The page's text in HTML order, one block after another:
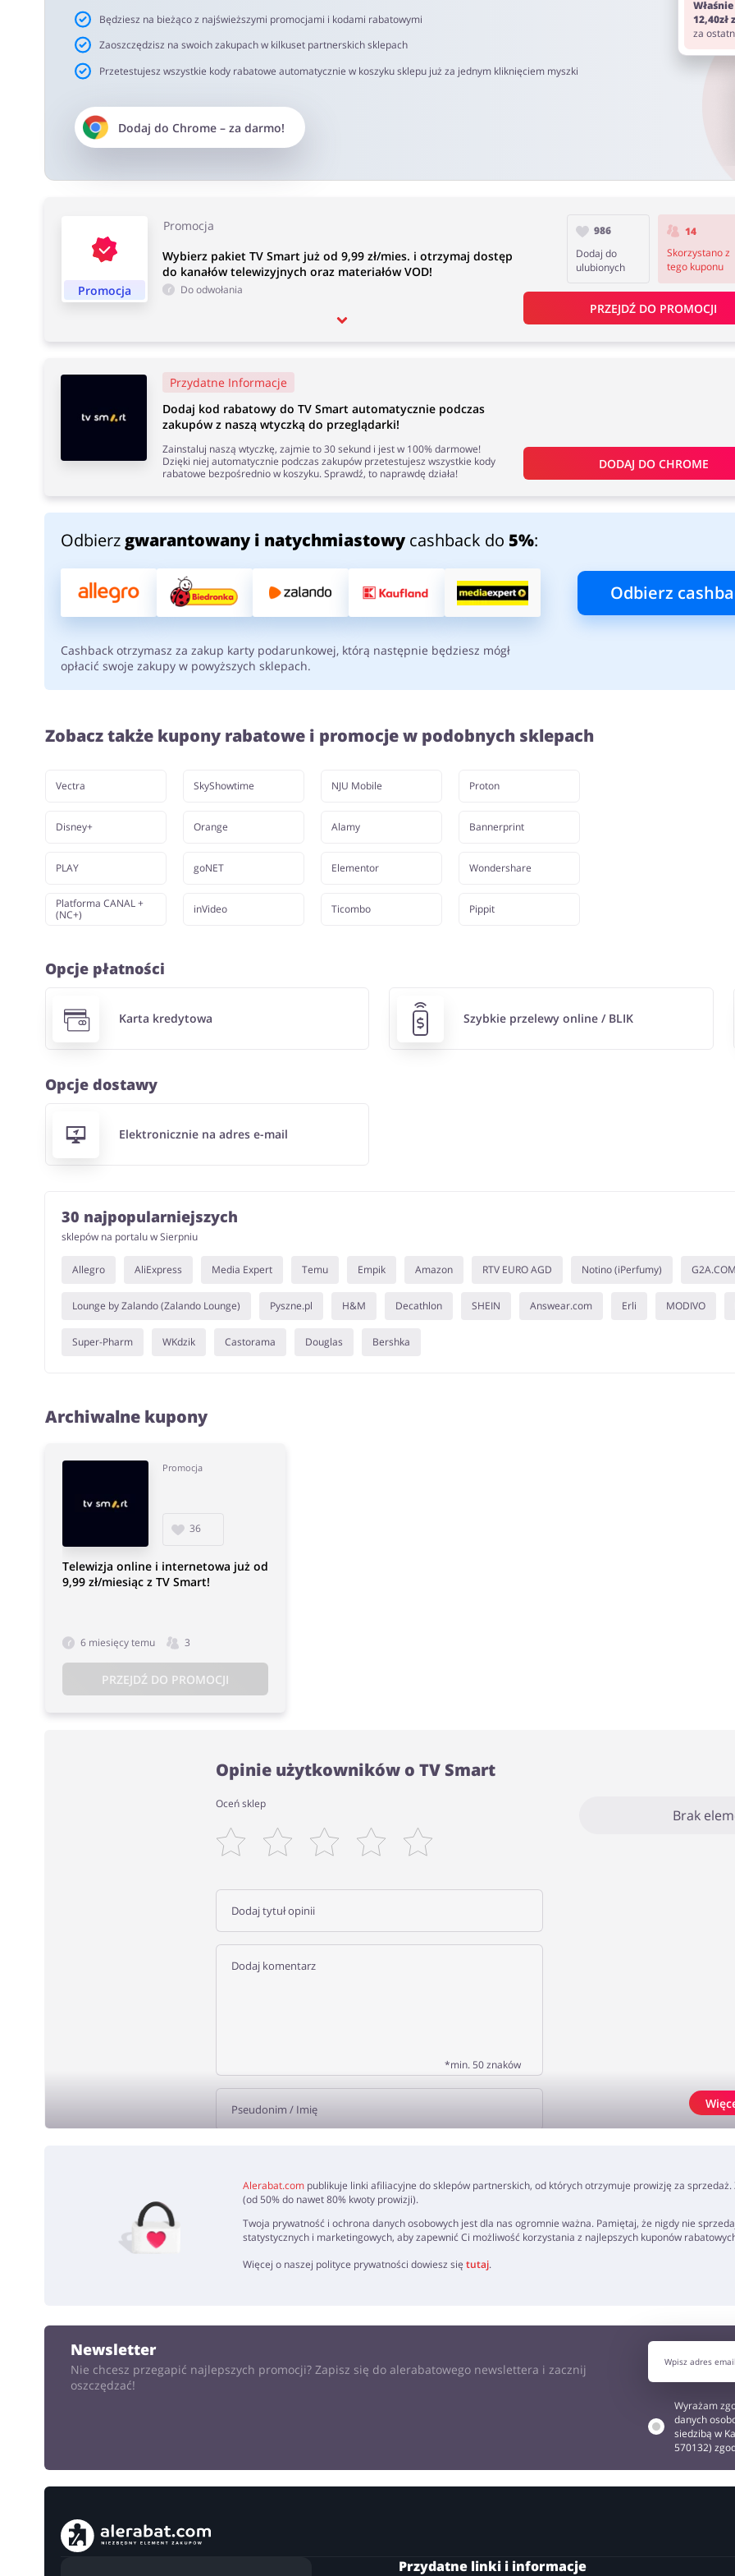
Będziesz na bieżąco z najświeższymi promocjami i kodami rabatowymi
Zaoszczędzisz na swoich zakupach w kilkuset partnerskich sklepach
Przetestujesz wszystkie kody rabatowe automatycznie w koszyku sklepu już za jednym kliknięciem myszki
Dodaj do Chrome– za darmo!
za
Promocja
Promocja
Wybierz pakiet TV Smart już od 9,99 zł/mies. i otrzymaj dostęp
do kanałów telewizyjnych oraz materiałów VOD!
Do odwołania
986
Dodaj do
ulubionych
14
Skorzystano z
tego kuponu
PRZEJDŹ DO PROMOCJI
Przydatne Informacje
Dodaj kod rabatowy do TV Smart automatycznie podczas
zakupów z naszą wtyczką do przeglądarki!
Zainstaluj naszą wtyczkę, zajmie to 30 sekund i jest w 100% darmowe!
Dzięki niej automatycznie podczas zakupów przetestujesz wszystkie kody
rabatowe bezpośrednio w koszyku. Sprawdź, to naprawdę działa!
DODAJ DO CHROME
Odbierz gwarantowany i natychmiastowycashback do 5%:
Odbierz
Cashback otrzymasz za zakup karty podarunkowej, którą następnie będziesz mógł
opłacić swoje zakupy w powyższych sklepach.
Zobacz także kupony rabatowe i promocje w podobnych sklepach
Vectra
Disney+
PLAY
Platforma CANAL +
(NC+)
SkyShowtime
Orange
goNET
inVideo
NJU Mobile
Alamy
Elementor
Ticombo
Proton
Bannerprint
Wondershare
Pippit
Opcje płatności
Karta kredytowa Szybkie przelewy online / BLIK
Opcje dostawy
Elektronicznie na adres e-mail
30 najpopularniejszych
sklepów na portalu w Sierpniu
Allegro AliExpress Media Expert Temu Empik Amazon RTV EURO AGD Notino (iPerfumy) G2A.COM
Lounge by Zalando (Zalando Lounge) Pyszne.pl H&M Decathlon SHEIN Answear.com Erli MODIVO
Super-Pharm WKdzik Castorama Douglas Bershka
Archiwalne kupony
Promocja
36
Telewizja online i internetowa już od
9,99 zł/miesiąc z TV Smart!
6 miesięcy temu 3
PRZEJDŹ DO PROMOCJI
Opinie użytkowników o TV Smart
Oceń sklep
*min. 50 znaków
Brak
Alerabat.compublikuje linki afiliacyjne do sklepów partnerskich, od których otrzymuje prowizję za
(od 50% do nawet 80% kwoty prowizji).
Twoja prywatność i ochrona danych osobowych jest dla nas ogromnie ważna. Pamiętaj, że nigdy nie
statystycznych i marketingowych, aby zapewnić Ci możliwość korzystania z najlepszych kuponów
Więcej o naszej polityce prywatności dowiesz się tutaj.
Newsletter
Nie chcesz przegapić najlepszych promocji? Zapisz się do alerabatowego newslettera i zacznij
oszczędzać!
Wyrażam
danych
siedzibą w
570132)
Przydatne linki i informacje